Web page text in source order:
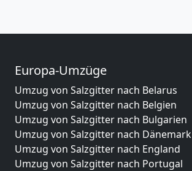
Europa-Umzüge
Umzug von Salzgitter nach Belarus
Umzug von Salzgitter nach Belgien
Umzug von Salzgitter nach Bulgarien
Umzug von Salzgitter nach Dänemark
Umzug von Salzgitter nach England
Umzug von Salzgitter nach Portugal